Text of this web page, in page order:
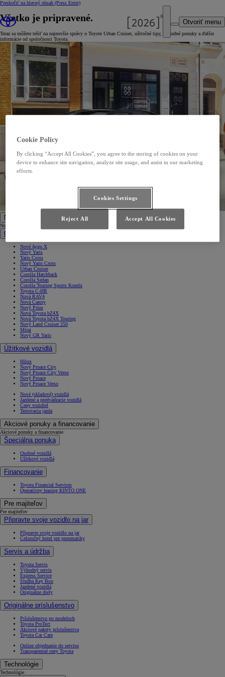
Preskočiť na hlavný obsah (Press Enter)
Otvoriť menu
Všetko je pripravené.
Teraz sa môžete tešiť na najnovšie správy o Toyote Urban Cruiser, užitočné tipy, výhodné ponuky a ďalšie
informácie od spoločnosti Toyota.
Nové vozidlá
Nové vozidlá
Osobné vozidlá
Nové Aygo X
Nový Yaris
Yaris Cross
Nový Yaris Cross
Urban Cruiser
Corolla Hatchback
Corolla Sedan
Corolla Touring Sports Kombi
Toyota C-HR
Nová RAV4
Nová Camry
Nový Prius
Nová Toyota bZ4X
Nová Toyota bZ4X Touring
Nový Land Cruiser 250
Mirai
Nový GR Yaris
Úžitkové vozidlá
Hilux
Nový Proace City
Nový Proace City Verso
Nový Proace
Nový Proace Verso
Nové (skladové) vozidlá
Jazdené a predvádzacie vozidlá
Ceny vozidiel
Testovacia jazda
Akciové ponuky a financovanie
Akciové ponuky a financovanie
Špeciálna ponuka
Osobné vozidlá
Úžitkové vozidlá
Financovanie
Toyota Financial Services
Operatívny leasing KINTO ONE
Pre majiteľov
Pre majiteľov
Připravte svoje vozidlo na jar
Připravte svoje vozidlo na jar
Celoročný hotel pre pneumatiky
Servis a údržba
Toyota Servis
Výhodný servis
Express Service
Služba Key Box
Jazdené vozidlá
Originálne diely
Originálne príslušenstvo
Príslušenstvo po modeloch
Toyota ProTect
Akciové pakety príslušenstva
Toyota Car Care
Online objednanie do servisu
Transparentné ceny Toyota
Technológie
Technológie
Cookie Policy
By clicking “Accept All Cookies”, you agree to the storing of cookies on your
device to enhance site navigation, analyze site usage, and assist in our marketing
efforts.
Cookies Settings
Reject All Accept All Cookies